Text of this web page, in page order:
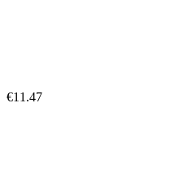
€11.47